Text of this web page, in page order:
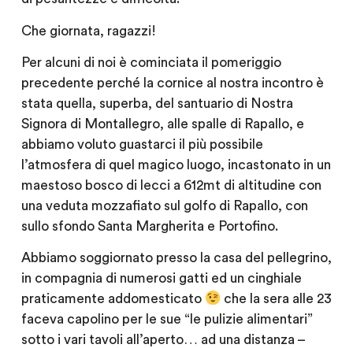
Che giornata, ragazzi!
Per alcuni di noi è cominciata il pomeriggio
precedente perché la cornice al nostra incontro è
stata quella, superba, del santuario di Nostra
Signora di Montallegro, alle spalle di Rapallo, e
abbiamo voluto guastarci il più possibile
l’atmosfera di quel magico luogo, incastonato in un
maestoso bosco di lecci a 612mt di altitudine con
una veduta mozzafiato sul golfo di Rapallo, con
sullo sfondo Santa Margherita e Portofino.
Abbiamo soggiornato presso la casa del pellegrino,
in compagnia di numerosi gatti ed un cinghiale
praticamente addomesticato
che la sera alle 23
faceva capolino per le sue “le pulizie alimentari”
sotto i vari tavoli all’aperto… ad una distanza –